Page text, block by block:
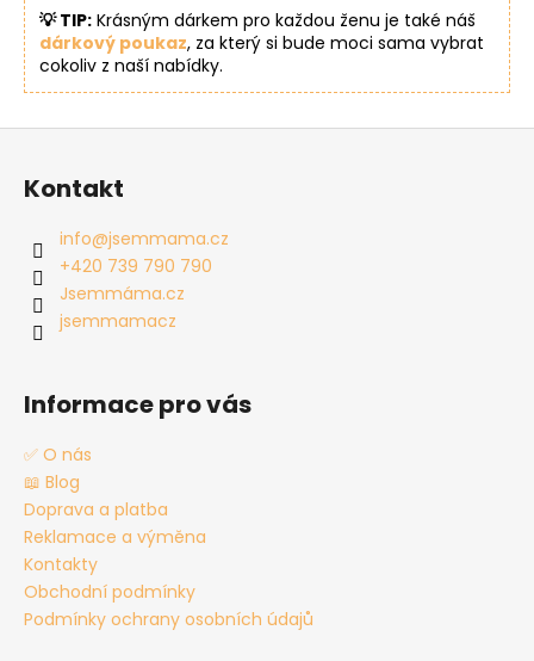
💡 TIP: Krásným dárkem pro každou ženu je také náš
dárkový poukaz, za který si bude moci sama vybrat
cokoliv z naší nabídky.
Z
Kontakt
info@jsemmama.cz
+420 739 790 790
Jsemmáma.cz
jsemmamacz
Informace pro vás
✅ O nás
📖 Blog
Doprava a platba
Reklamace a výměna
Kontakty
Obchodní podmínky
Podmínky ochrany osobních údajů